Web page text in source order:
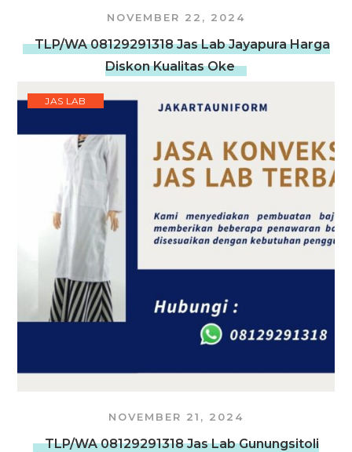
NOVEMBER 22, 2024
TLP/WA 08129291318 Jas Lab Jayapura Harga
Diskon Kualitas Oke
JAS LAB
NOVEMBER 21, 2024
TLP/WA 08129291318 Jas Lab Gunungsitoli